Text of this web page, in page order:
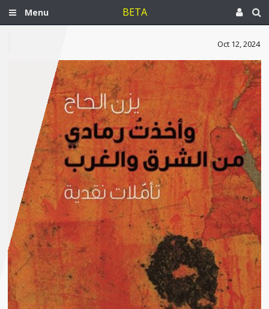
Menu BETA
Oct 12, 2024